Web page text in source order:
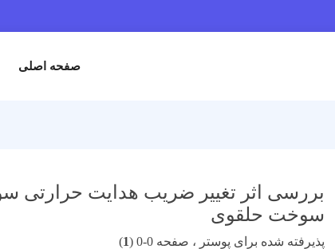
صفحه اصلی
بررسی اثر تغییر ضریب هدایت
سوخت حلقوی
پذیرفته شده برای پوستر ، صفحه 0-0 ( 1
)